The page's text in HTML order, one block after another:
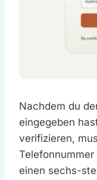
Nachdem du
eingegeben
verifizieren,
einen sechs-